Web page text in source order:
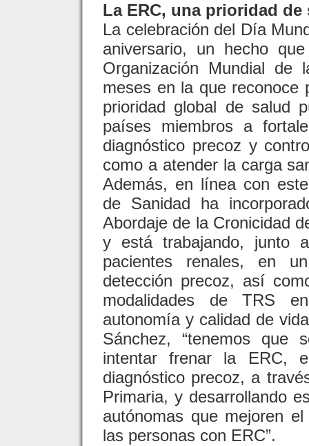
La ERC, una prioridad
La celebración del Día
aniversario, un hecho
Organización Mundial de
meses en la que reconoce
prioridad global de salud
países miembros a
diagnóstico precoz y
como a atender la carga
Además, en línea con
de Sanidad ha
Abordaje de la Cronicidad
y está trabajando, junto
pacientes renales, en
detección precoz, así
modalidades de TRS
autonomía y calidad de
Sánchez, “tenemos que
intentar frenar la ERC,
diagnóstico precoz, a
Primaria, y desarrollando
autónomas que mejoren
las personas con ERC”.